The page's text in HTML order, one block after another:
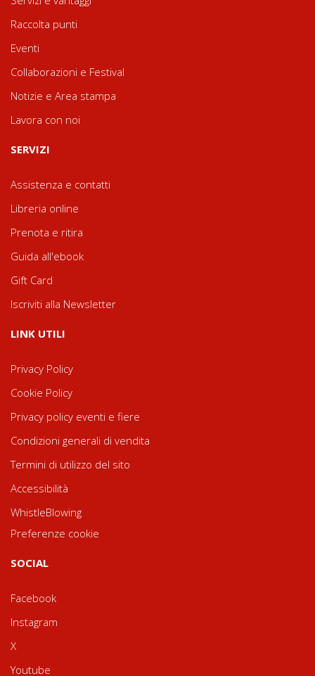
Raccolta punti
Eventi
Collaborazioni e Festival
Notizie e Area stampa
Lavora con noi
SERVIZI
Assistenza e contatti
Libreria online
Prenota e ritira
Guida all'ebook
Gift Card
Iscriviti alla Newsletter
LINK UTILI
Privacy Policy
Cookie Policy
Privacy policy eventi e fiere
Condizioni generali di vendita
Termini di utilizzo del sito
Accessibilità
WhistleBlowing
Preferenze cookie
SOCIAL
Facebook
Instagram
X
Youtube